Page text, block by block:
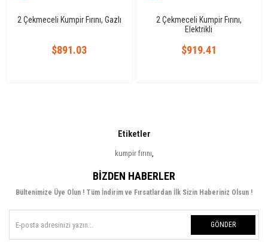
2 Çekmeceli Kumpir Fırını, Gazlı
$891.03
2 Çekmeceli Kumpir Fırını,
Elektrikli
$919.41
Etiketler
kumpir fırını,
BIZDEN HABERLER
Bültenimize Üye Olun ! Tüm İndirim ve Fırsatlardan İlk Sizin Haberiniz Olsun !
GÖNDER